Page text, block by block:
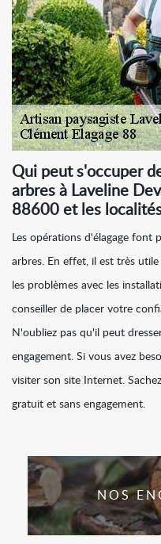
Qui peut s'occuper
arbres à Laveline
88600 et les
Les opérations d'élagage font
arbres. En effet, il est très
les problèmes avec les
conseiller de placer votre
N'oubliez pas qu'il peut
engagement. Si vous avez
visiter son site Internet.
gratuit et sans engagement.
NOS